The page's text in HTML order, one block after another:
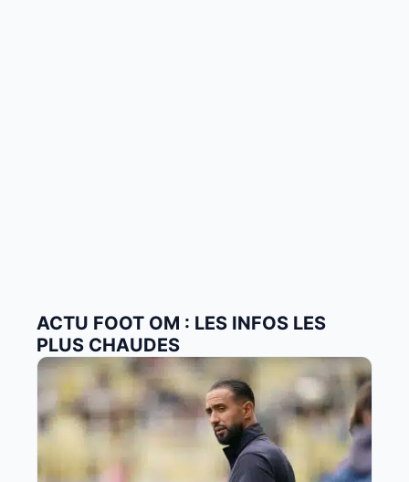
ACTU FOOT OM : LES INFOS LES
PLUS CHAUDES